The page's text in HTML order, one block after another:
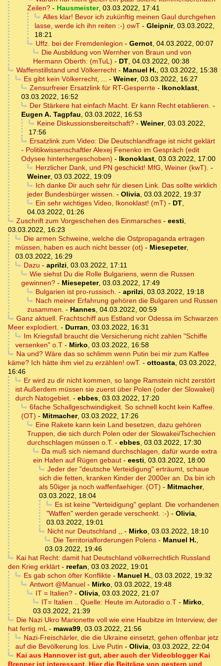
Zeilen? - Hausmeister, 03.03.2022, 17:41
Alles klar! Bevor ich zukünftig meinen Gaul durchgehen
lasse, werde ich ihn reiten :-) owT - Gleipnir, 03.03.2022,
18:21
Uffz. bei der Fremdenlegion - Gernot, 04.03.2022, 00:07
Die Ausbildung von Wernher von Braun und von
Hermann Oberth: (mTuL) - DT, 04.03.2022, 00:38
Waffenstillstand und Völkerrecht- Manuel H., 03.03.2022, 15:38
Es gibt kein Völkerrecht, ... - Weiner, 03.03.2022, 16:27
Zensurfreier Ersatzlink für RT-Gesperrte- Ikonoklast,
03.03.2022, 16:52
Der Stärkere hat einfach Macht. Er kann Recht etablieren. -
Eugen A. Tagpfau, 03.03.2022, 16:53
Keine Diskussionsbereitschaft?- Weiner, 03.03.2022,
17:56
Ersatzlink zum Video: Die Deutschlandfrage ist nicht geklärt
- Politikwissenschaftler Alexej Fenenko im Gespräch (edit
Odysee hinterhergeschoben) - Ikonoklast, 03.03.2022, 17:00
Herzlicher Dank, und PN geschickt! MfG, Weiner (kwT). -
Weiner, 03.03.2022, 19:09
Ich danke Dir auch sehr für diesen Link. Das sollte wirklich
jeder Bundesbürger wissen. - Olivia, 03.03.2022, 19:37
Ein sehr wichtiges Video, Ikonoklast! (mT) - DT,
04.03.2022, 01:26
Zuschrift zum Vorgeschehen des Einmarsches- eesti,
03.03.2022, 16:23
Die armen Schweine, welche die Ostpropaganda ertragen
müssen, haben es auch nicht besser (ot) - Miesepeter,
03.03.2022, 16:29
Dazu - aprilzi, 03.03.2022, 17:11
Wie siehst Du die Rolle Bulgariens, wenn die Russen
gewinnen? - Miesepeter, 03.03.2022, 17:49
Bulgarien ist pro-russisch. - aprilzi, 03.03.2022, 19:18
Nach meiner Erfahrung gehören die Bulgaren und Russen
zusammen. - Hannes, 04.03.2022, 00:59
Ganz aktuell. Frachtschiff aus Estland vor Odessa im Schwarzen
Meer explodiert. - Durran, 03.03.2022, 16:31
Im Kriegsfall braucht die Versicherung nicht zahlen "Schiffe
versenken" o.T - Mirko, 03.03.2022, 16:58
Na und? Wäre das so schlimm wenn Putin bei mir zum Kaffee
käme? Ich hätte ihm viel zu erzählen! owT. - ottoasta, 03.03.2022,
16:46
Er wird zu dir nicht kommen, so lange Ramstein nicht zerstört
ist Außerdem müssen sie zuerst über Polen (oder der Slowakei)
durch Natogebiet. - ebbes, 03.03.2022, 17:20
6fache Schallgeschwindigkeit. So schnell kocht kein Kaffee.
(OT) - Mitmacher, 03.03.2022, 17:26
Eine Rakete kann kein Land besetzen, dazu gehören
Truppen, die sich durch Polen oder der Slowakei/Tschechien
durchschlagen müssen o.T. - ebbes, 03.03.2022, 17:30
Da muß sich niemand durchschlagen, dafür wurde extra
ein Hafen auf Rügen gebaut - eesti, 03.03.2022, 18:00
Jeder der "deutsche Verteidigung" erträumt, schaue
sich die fetten, kranken Kinder der 2000er an. Da bin ich
als 50iger ja noch waffenfaehiger. (OT) - Mitmacher,
03.03.2022, 18:04
Es ist keine "Verteidigung" geplant. Die vorhandenen
"Waffen" werden gerade verschenkt. :-) - Olivia,
03.03.2022, 19:01
Nicht nur Deutschland ,, - Mirko, 03.03.2022, 18:10
Die Territorialforderungen Polens- Manuel H.,
03.03.2022, 19:46
Kai hat Recht: damit hat Deutschland völkerrechtlich Russland
den Krieg erklärt - reefan, 03.03.2022, 19:01
Es gab schon öfter Konflikte- Manuel H., 03.03.2022, 19:32
Antwort @Manuel- Mirko, 03.03.2022, 19:48
IT = Italien?- Olivia, 03.03.2022, 21:07
IT= Italien .. Quelle: Heute im Autoradio o.T- Mirko,
03.03.2022, 21:39
Die Nazi Ukro Marionette voll wie eine Haubitze im Interview, der
hat fertig mL- mawa99, 03.03.2022, 21:56
Nazi-Freischärler, die die Ukraine einsetzt, gehen offenbar jetz
auf die Bevölkerung los. Live Putin - Olivia, 03.03.2022, 22:04
Kai aus Hannover ist gut, aber auch der Videoblogger Kai
Brenner ist interessant. Hier die Beiträge von gestern und